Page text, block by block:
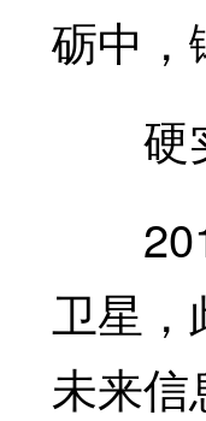
砺中，
硬实
卫星，
未来信